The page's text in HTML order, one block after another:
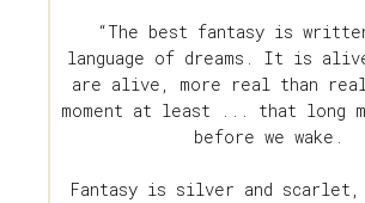
“The best fantasy is
language of dreams. It is
are alive, more real than
moment at least ... that long
before we wake.
Fantasy is silver and scarlet,